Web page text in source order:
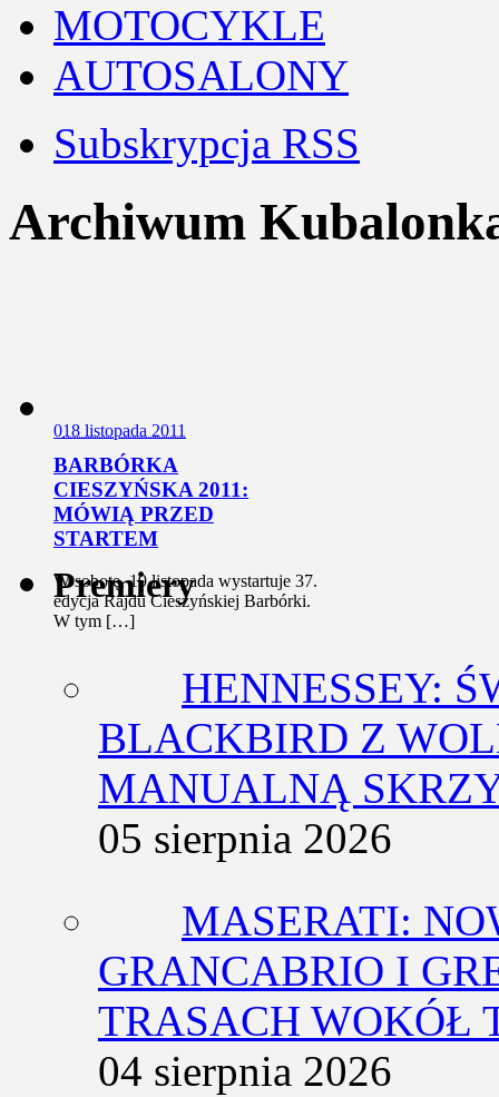
MOTOCYKLE
AUTOSALONY
Subskrypcja RSS
Archiwum
018 listopada 2011
BARBÓRKA
CIESZYŃSKA 2011:
MÓWIĄ PRZED
STARTEM
W sobotę, 19 listopada wystartuje 37.
edycja Rajdu Cieszyńskiej Barbórki.
W tym […]
Premiery
HENNESSEY:
BLACKBIRD Z
MANUALNĄ
05 sierpnia 2026
MASERATI:
GRANCABRIO I
TRASACH WOKÓŁ
04 sierpnia 2026